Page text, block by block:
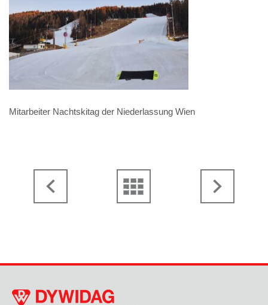
Mitarbeiter Nachtskitag der Niederlassung Wien